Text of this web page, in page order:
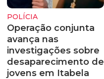
POLÍCIA
Operação conjunta
avança nas
investigações sobre
desaparecimento de
jovens em Itabela